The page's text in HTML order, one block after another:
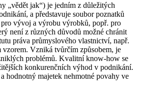
„vědět jak“) je jedním z důležitých
a představuje soubor poznatků
vývoj a výrobu výrobků, popř. pro
není z různých důvodů možné chránit
práva průmyslového vlastnictví, např.
vzorem. Vzniká tvůrčím způsobem, je
problémů. Kvalitní know-how se
konkurenčních výhod v podnikání.
hodnotný majetek nehmotné povahy ve